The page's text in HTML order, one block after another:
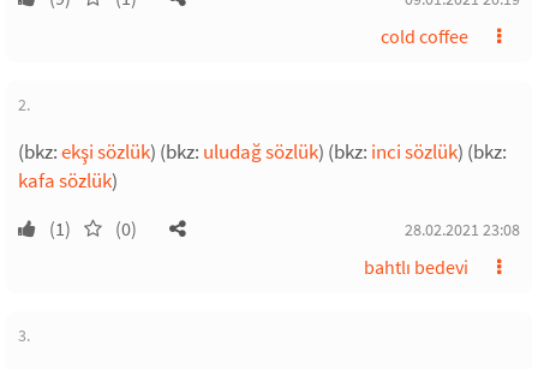
cold coffee
2.
(bkz:ekşi sözlük) (bkz: uludağ sözlük) (bkz: inci sözlük) (bkz:
kafa sözlük)
(1) (0) 28.02.2021 23:08
bahtlı bedevi
3.